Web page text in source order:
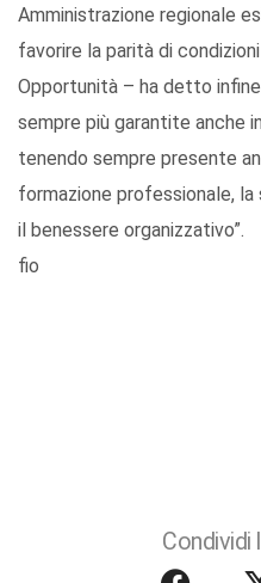
Amministrazione regionale
favorire la parità di
Opportunità – ha detto
sempre più garantite anche
tenendo sempre presente
formazione professionale, la
il benessere organizzativo”.
fio
Condividi